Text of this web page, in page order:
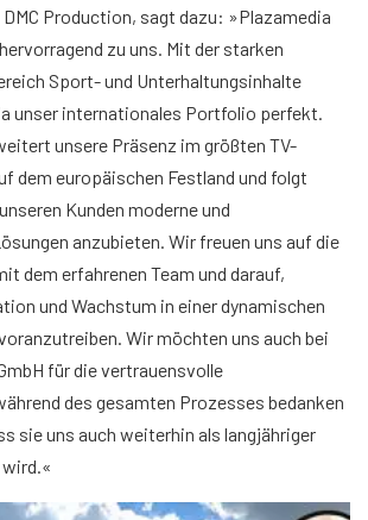
DMC Production, sagt dazu: »Plazamedia
zu uns. Mit der starken
Sport- und Unterhaltungsinhalte
unser internationales Portfolio perfekt.
unsere Präsenz im größten TV-
dem europäischen Festland und folgt
Kunden moderne und
anzubieten. Wir freuen uns auf die
dem erfahrenen Team und darauf,
und Wachstum in einer dynamischen
Wir möchten uns auch bei
für die vertrauensvolle
des gesamten Prozesses bedanken
sie uns auch weiterhin als langjähriger